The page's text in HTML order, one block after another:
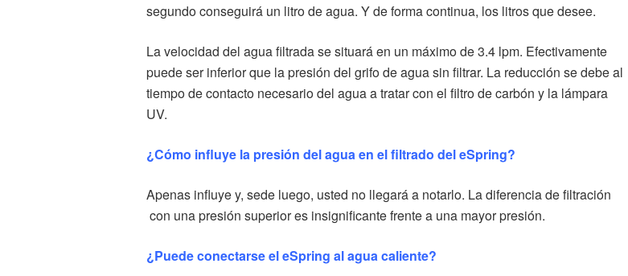
segundo conseguirá un litro de agua. Y de forma continua, los litros que desee.
La velocidad del agua filtrada se situará en un máximo de 3.4 lpm. Efectivamente
puede ser inferior que la presión del grifo de agua sin filtrar. La reducción se debe al
tiempo de contacto necesario del agua a tratar con el filtro de carbón y la lámpara
UV.
¿Cómo influye la presión del agua en el filtrado del eSpring?
Apenas influye y, sede luego, usted no llegará a notarlo. La diferencia de filtración
con una presión superior es insignificante frente a una mayor presión.
¿Puede conectarse el eSpring al agua caliente?